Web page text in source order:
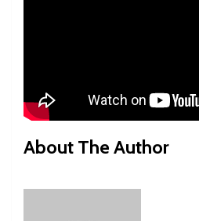
About The Author